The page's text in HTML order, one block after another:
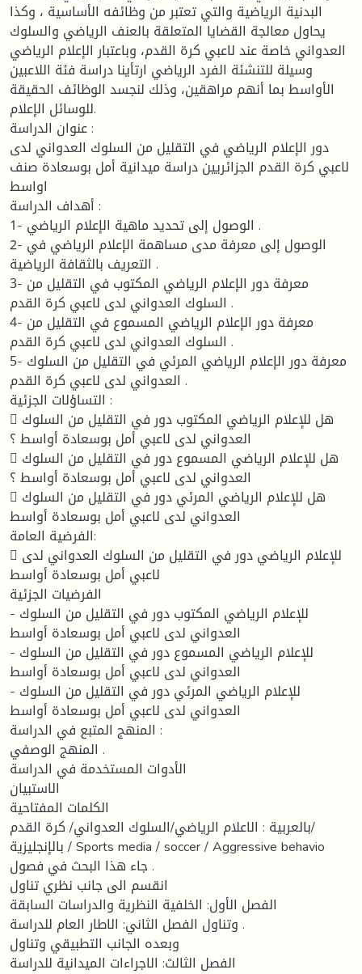
البدنية الرياضية والتي تعتبر من وظائفه الأساسية ، وكذا
يحاول معالجة القضايا المتعلقة بالعنف الرياضي والسلوك
العدواني خاصة عند لاعبي كرة القدم، وباعتبار الإعلام الرياضي
وسيلة للتنشئة الفرد الرياضي ارتأينا دراسة فئة اللاعبين
الأواسط بما أنهم مراهقين، وذلك لنجسد الوظائف الحقيقة
للوسائل الإعلام.
عنوان الدراسة :
دور الإعلام الرياضي في التقليل من السلوك العدواني لدى
لاعبي كرة القدم الجزائريين دراسة ميدانية أمل بوسعادة صنف
اواسط
أهداف الدراسة :
1- الوصول إلى تحديد ماهية الإعلام الرياضي .
2- الوصول إلى معرفة مدى مساهمة الإعلام الرياضي في
التعريف بالثقافة الرياضية .
3- معرفة دور الإعلام الرياضي المكتوب في التقليل من
السلوك العدواني لدى لاعبي كرة القدم .
4- معرفة دور الإعلام الرياضي المسموع في التقليل من
السلوك العدواني لدى لاعبي كرة القدم .
5- معرفة دور الإعلام الرياضي المرئي في التقليل من السلوك
العدواني لدى لاعبي كرة القدم .
التساؤلات الجزئية :
 هل للإعلام الرياضي المكتوب دور في التقليل من السلوك
العدواني لدى لاعبي أمل بوسعادة أواسط ؟
 هل للإعلام الرياضي المسموع دور في التقليل من السلوك
العدواني لدى لاعبي أمل بوسعادة أواسط ؟
 هل للإعلام الرياضي المرئي دور في التقليل من السلوك
العدواني لدى لاعبي أمل بوسعادة أواسط
الفرضية العامة:
 للإعلام الرياضي دور في التقليل من السلوك العدواني لدى
لاعبي أمل بوسعادة أواسط
الفرضيات الجزئية
- للإعلام الرياضي المكتوب دور في التقليل من السلوك
العدواني لدى لاعبي أمل بوسعادة أواسط
- للإعلام الرياضي المسموع دور في التقليل من السلوك
العدواني لدى لاعبي أمل بوسعادة أواسط
- للإعلام الرياضي المرئي دور في التقليل من السلوك
العدواني لدى لاعبي أمل بوسعادة أواسط
المنهج المتبع في الدراسة :
المنهج الوصفي .
الأدوات المستخدمة في الدراسة
الاستبيان
الكلمات المفتاحية
بالعربية : الاعلام الرياضي/السلوك العدواني/ كرة القدم/
بالإنجليزية / Sports media / soccer / Aggressive behavio
جاء هذا البحث في فصول .
انقسم الى جانب نظري تناول
الفصل الأول: الخلفية النظرية والدراسات السابقة
وتناول الفصل الثاني: الاطار العام للدراسة .
وبعده الجانب التطبيقي وتناول
الفصل الثالث: الاجراءات الميدانية للدراسة